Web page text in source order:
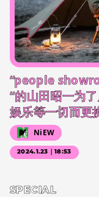
“people
“的山田昭一为
娱乐等一切而更
NiEW
2024.1.23｜18:53
SPECIAL